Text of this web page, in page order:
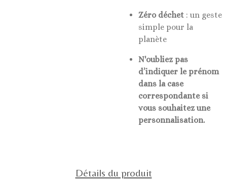
Zéro déchet : un geste
simple pour la
planète
N'oubliez pas
d’indiquer le prénom
dans la case
correspondante si
vous souhaitez une
personnalisation.
Détails du produit